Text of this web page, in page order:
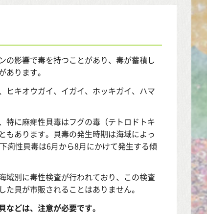
影響で毒を持つことがあり、毒が蓄積し
ります。
キオウガイ、イガイ、ホッキガイ、ハマ
に麻痺性貝毒はフグの毒（テトロドトキ
もあります。貝毒の発生時期は海域によっ
痢性貝毒は6月から8月にかけて発生する傾
域別に毒性検査が行われており、この検査
貝が市販されることはありません。
どは、注意が必要です。